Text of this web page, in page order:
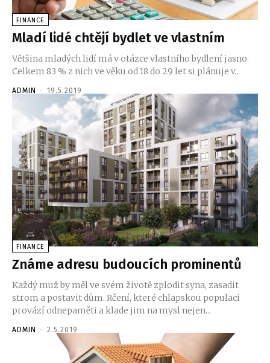
FINANCE
Mladí lidé chtějí bydlet ve vlastním
Většina mladých lidí má v otázce vlastního bydlení jasno.
Celkem 83 % z nich ve věku od 18 do 29 let si plánuje v...
ADMIN - 19.5.2019
FINANCE
Známe adresu budoucích prominentů
Každý muž by měl ve svém životě zplodit syna, zasadit
strom a postavit dům. Rčení, které chlapskou populaci
provází odnepaměti a klade jim na mysl nejen...
ADMIN - 2.5.2019